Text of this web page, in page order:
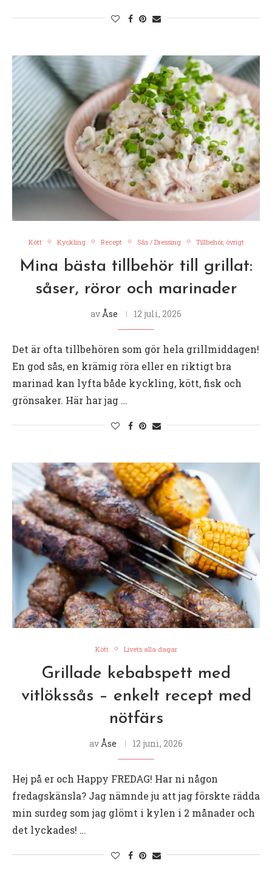
Kött Kyckling Recept Sås / Dressing Tillbehör, övrigt
Mina bästa tillbehör till grillat:
såser, röror och marinader
av Åse 12 juli, 2026
Det är ofta tillbehören som gör hela grillmiddagen!
En god sås, en krämig röra eller en riktigt bra
marinad kan lyfta både kyckling, kött, fisk och
grönsaker. Här har jag …
Kött Livets alla dagar
Grillade kebabspett med
vitlökssås – enkelt recept med
nötfärs
av Åse 12 juni, 2026
Hej på er och Happy FREDAG! Har ni någon
fredagskänsla? Jag nämnde ju att jag förskte rädda
min surdeg som jag glömt i kylen i 2 månader och
det lyckades! …